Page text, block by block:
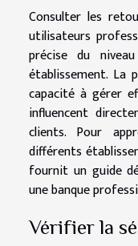
Consulter les
utilisateurs
précise du
établissement. La
capacité à gérer
influencent
clients. Pour
différents
fournit un guide
une banque
Vérifier la